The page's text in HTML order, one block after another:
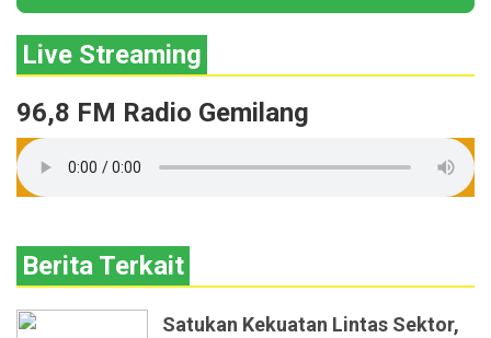
Live Streaming
96,8 FM Radio Gemilang
Berita Terkait
Satukan Kekuatan Lintas Sektor,